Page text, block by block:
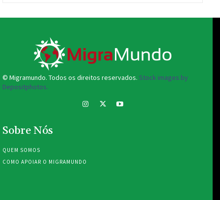
© Migramundo. Todos os direitos reservados. Stock images by
Depositphotos.
Sobre Nós
QUEM SOMOS
COMO APOIAR O MIGRAMUNDO